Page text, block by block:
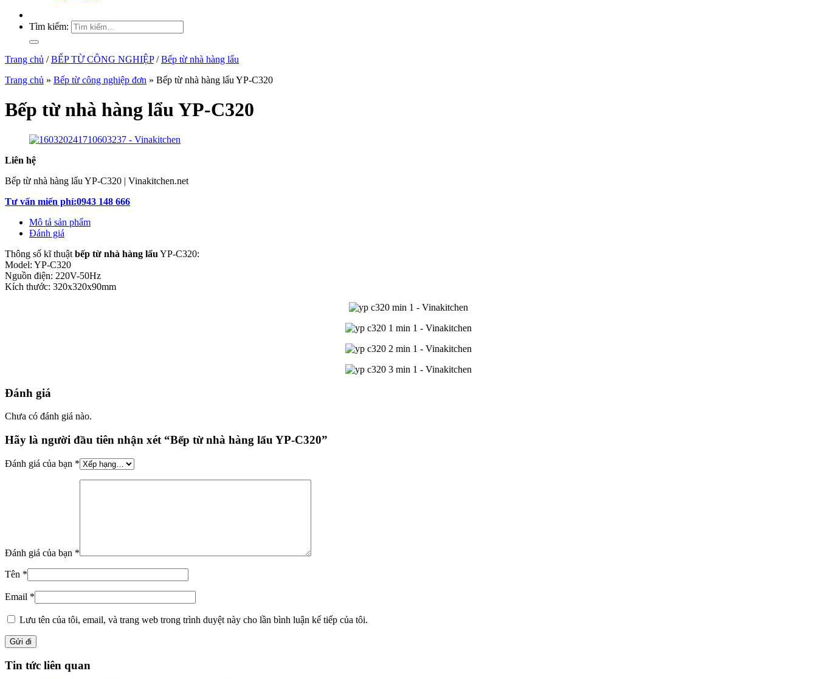
Tìm kiếm:
Trang chủ / BẾP TỪ CÔNG NGHIỆP / Bếp từ nhà hàng lẩu
Trang chủ » Bếp từ công nghiệp đơn » Bếp từ nhà hàng lẩu YP-C320
Bếp từ nhà hàng lẩu YP-C320
Liên hệ
Bếp từ nhà hàng lẩu YP-C320 | Vinakitchen.net
Tư vấn miến phí:0943 148 666
Mô tả sản phẩm
Đánh giá
Thông số kĩ thuật bếp từ nhà hàng lẩu YP-C320:
Model: YP-C320
Nguồn điện: 220V-50Hz
Kích thước: 320x320x90mm
Đánh giá
Chưa có đánh giá nào.
Hãy là người đầu tiên nhận xét “Bếp từ nhà hàng lẩu YP-C320”
Đánh giá của bạn *
Đánh giá của bạn *
Tên *
Email *
Lưu tên của tôi, email, và trang web trong trình duyệt này cho lần bình luận kế tiếp của tôi.
Tin tức liên quan